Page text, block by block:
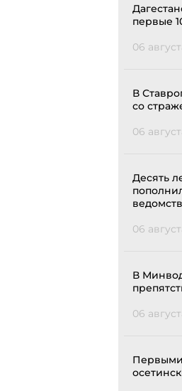
первые
06
В
со
06
Десять
06
В
06
Первыми